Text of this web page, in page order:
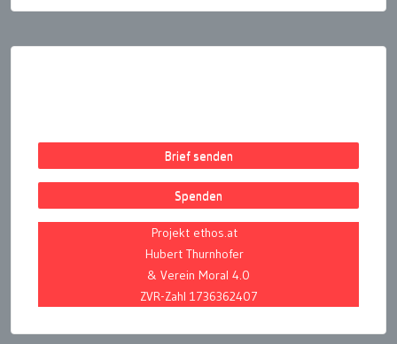
der
Brief senden
Spenden
Projekt ethos.at
Hubert Thurnhofer
& Verein Moral 4.0
ZVR-Zahl 1736362407